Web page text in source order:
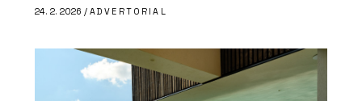
24. 2. 2026 / ADVERTORIAL